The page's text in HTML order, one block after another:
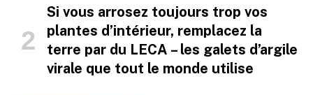
Si vous arrosez toujours trop vos
plantes d’intérieur, remplacez la
terre par du LECA – les galets d’argile
virale que tout le monde utilise